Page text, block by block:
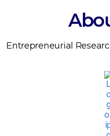
Entrepreneurial